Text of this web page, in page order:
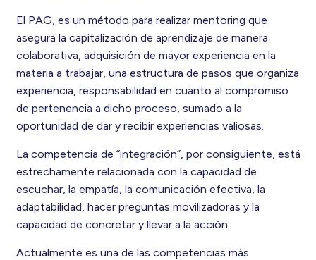
El PAG, es un método para realizar mentoring que
asegura la capitalización de aprendizaje de manera
colaborativa, adquisición de mayor experiencia en la
materia a trabajar, una estructura de pasos que organiza
experiencia, responsabilidad en cuanto al compromiso
de pertenencia a dicho proceso, sumado a la
oportunidad de dar y recibir experiencias valiosas.
La competencia de “integración”, por consiguiente, está
estrechamente relacionada con la capacidad de
escuchar, la empatía, la comunicación efectiva, la
adaptabilidad, hacer preguntas movilizadoras y la
capacidad de concretar y llevar a la acción.
Actualmente es una de las competencias más